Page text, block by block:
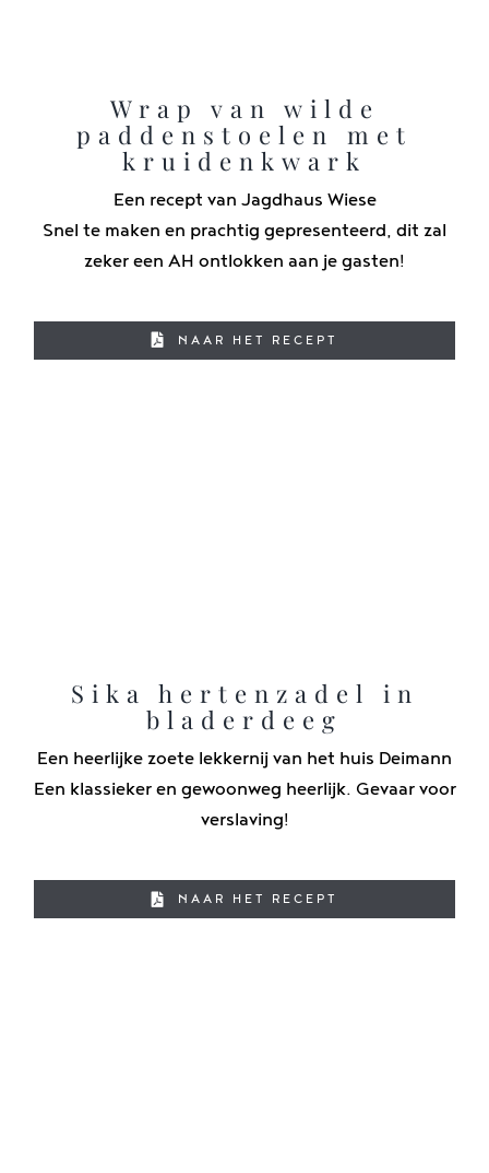
Wrap van wilde
paddenstoelen met
kruidenkwark
Een recept van Jagdhaus Wiese
Snel te maken en prachtig gepresenteerd, dit zal
zeker een AH ontlokken aan je gasten!
NAAR HET RECEPT
Sika hertenzadel in
bladerdeeg
Een heerlijke zoete lekkernij van het huis Deimann
Een klassieker en gewoonweg heerlijk. Gevaar voor
verslaving!
NAAR HET RECEPT